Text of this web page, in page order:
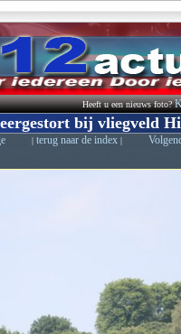
Heeft u een nieuws foto?
bij vliegveld
| terug naar de index |